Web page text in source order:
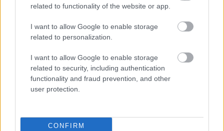
related to functionality of the website or app.
I want to allow Google to enable storage
related to personalization.
I want to allow Google to enable storage
related to security, including authentication
functionality and fraud prevention, and other
user protection.
CONFIRM